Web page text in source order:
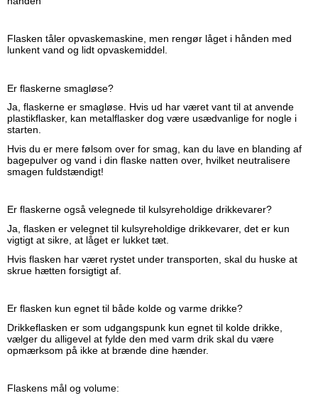
Flasken tåler opvaskemaskine, men rengør låget i hånden med
lunkent vand og lidt opvaskemiddel.
Er flaskerne smagløse?
Ja, flaskerne er smagløse. Hvis ud har været vant til at anvende
plastikflasker, kan metalflasker dog være usædvanlige for nogle i
starten.
Hvis du er mere følsom over for smag, kan du lave en blanding af
bagepulver og vand i din flaske natten over, hvilket neutralisere
smagen fuldstændigt!
Er flaskerne også velegnede til kulsyreholdige drikkevarer?
Ja, flasken er velegnet til kulsyreholdige drikkevarer, det er kun
vigtigt at sikre, at låget er lukket tæt.
Hvis flasken har været rystet under transporten, skal du huske at
skrue hætten forsigtigt af.
Er flasken kun egnet til både kolde og varme drikke?
Drikkeflasken er som udgangspunk kun egnet til kolde drikke,
vælger du alligevel at fylde den med varm drik skal du være
opmærksom på ikke at brænde dine hænder.
Flaskens mål og volume: